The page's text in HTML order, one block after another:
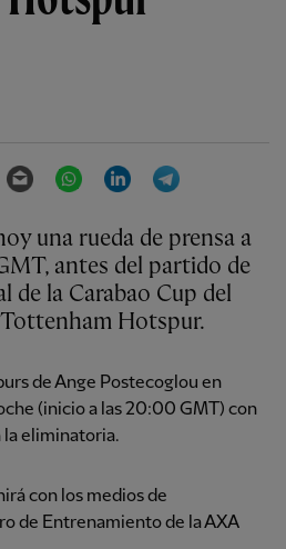
Email WhatsAppLinkedIn
una rueda de prensa a
antes del partido de
de la Carabao Cup del
Hotspur.
de Ange Postecoglou en
(inicio a las 20:00 GMT) con
la eliminatoria.
con los medios de
de Entrenamiento de la AXA